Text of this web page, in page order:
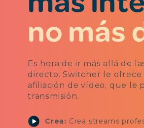
no más
Es hora de ir más allá de
directo. Switcher le
afiliación de vídeo, que le
transmisión.
Crea: Crea streams